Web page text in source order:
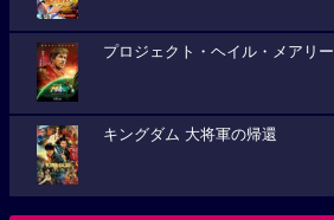
プロジェクト・ヘイル・メアリー
キングダム 大将軍の帰還